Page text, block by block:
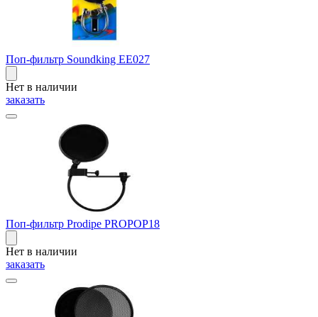
Поп-фильтр Soundking EE027
Нет в наличии
заказать
Поп-фильтр Prodipe PROPOP18
Нет в наличии
заказать